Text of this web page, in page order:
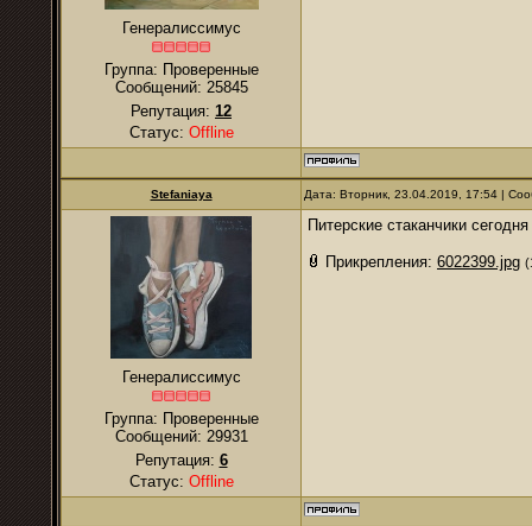
Генералиссимус
Группа: Проверенные
Сообщений: 25845
Репутация: 12
Статус: Offline
Stefaniaya Дата: Вторник, 23.04.2019, 17:54 |
Генералиссимус
Группа: Проверенные
Сообщений: 29931
Репутация: 6
Статус: Offline
Питерские стаканчики
Прикрепления: 6022399.jpg